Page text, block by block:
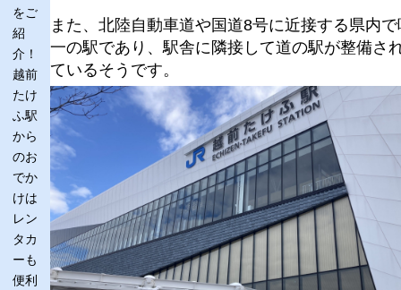
をご
紹
介！
越前
たけ
ふ駅
から
のお
でか
けは
レン
タカ
ーも
便利
また、北陸自動車道や国道8号に近接する県内で
一の駅であり、駅舎に隣接して道の駅が整備さ
ているそうです。